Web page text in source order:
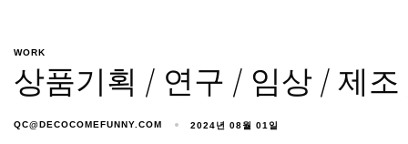
WORK
상품기획 / 연구 / 임상 / 제
QC@DECOCOMEFUNNY.COM 2024년 08월 01일